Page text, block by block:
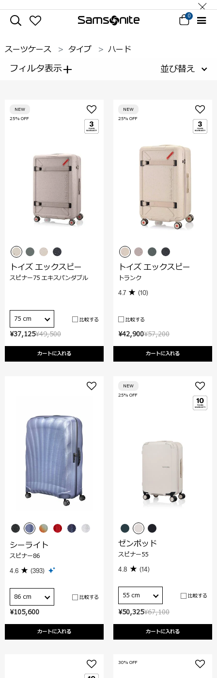
0
スーツケース タイプ ハード
フィルタ表示+ 並び替え
¥49,500
¥37,125
カートに入れる
25% OFF
NEW
トイズ エックスピー
スピナー75 エキスパンダブル
75 cm 比較する
¥57,200
¥42,900
カートに入れる
25% OFF
NEW
トイズ エックスピー
トランク
4.7 (10)
比較する
¥105,600
カートに入れる
シーライト
スピナー86
4.6 (393)
86 cm 比較する
¥67,100
¥50,325
カートに入れる
25% OFF
NEW
ゼンポッド
スピナー55
4.8 (14)
55 cm 比較する
30% OFF